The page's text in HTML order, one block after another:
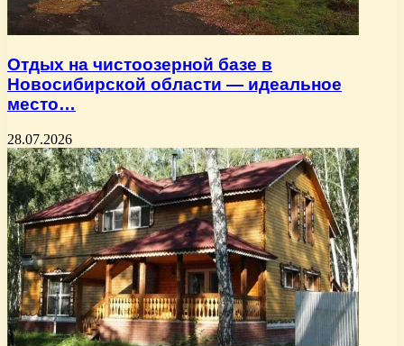
Отдых на чистоозерной базе в
Новосибирской области — идеальное
место…
28.07.2026